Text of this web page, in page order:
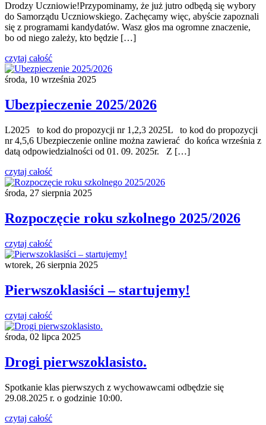
Drodzy Uczniowie!Przypominamy, że już jutro odbędą się wybory
do Samorządu Uczniowskiego. Zachęcamy więc, abyście zapoznali
się z programami kandydatów. Wasz głos ma ogromne znaczenie,
bo od niego zależy, kto będzie […]
czytaj całość
środa, 10 września 2025
Ubezpieczenie 2025/2026
L2025 to kod do propozycji nr 1,2,3 2025L to kod do propozycji
nr 4,5,6 Ubezpieczenie online można zawierać do końca września z
datą odpowiedzialności od 01. 09. 2025r. Z […]
czytaj całość
środa, 27 sierpnia 2025
Rozpoczęcie roku szkolnego 2025/2026
czytaj całość
wtorek, 26 sierpnia 2025
Pierwszoklasiści – startujemy!
czytaj całość
środa, 02 lipca 2025
Drogi pierwszoklasisto.
Spotkanie klas pierwszych z wychowawcami odbędzie się
29.08.2025 r. o godzinie 10:00.
czytaj całość